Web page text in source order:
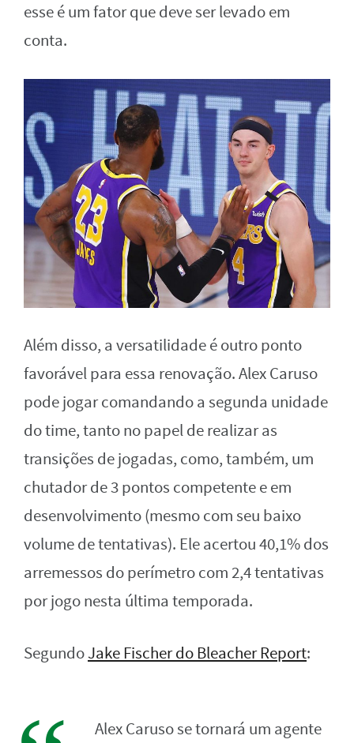
esse é um fator que deve ser levado em
conta.
Além disso, a versatilidade é outro ponto
favorável para essa renovação. Alex Caruso
pode jogar comandando a segunda unidade
do time, tanto no papel de realizar as
transições de jogadas, como, também, um
chutador de 3 pontos competente e em
desenvolvimento (mesmo com seu baixo
volume de tentativas). Ele acertou 40,1% dos
arremessos do perímetro com 2,4 tentativas
por jogo nesta última temporada.
SegundoJake Fischer do Bleacher Report:
Alex Caruso se tornará um agente